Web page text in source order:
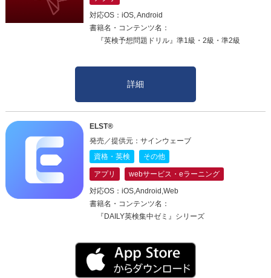
対応OS：iOS, Android
書籍名・コンテンツ名：
『英検予想問題ドリル』準1級・2級・準2級
詳細
ELST®
発売／提供元：サインウェーブ
資格・英検
その他
アプリ
webサービス・eラーニング
対応OS：iOS,Android,Web
書籍名・コンテンツ名：
『DAILY英検集中ゼミ』シリーズ